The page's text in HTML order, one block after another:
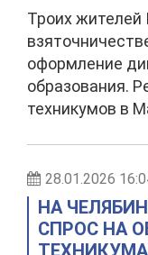
Троих жителей
оформление
образования.
техникумов в
28.01.2026
НА
СПРОС НА